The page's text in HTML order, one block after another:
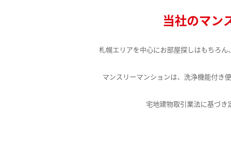
当社のマン
札幌エリアを中心にお部屋探しはもちろ
マンスリーマンションは、洗浄機能付き
宅地建物取引業法に基づき